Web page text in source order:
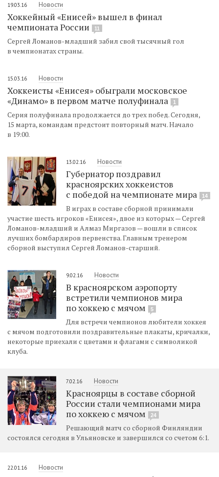
19.03.16 Новости
Хоккейный «Енисей» вышел в финал
чемпионата России
11
Сергей Ломанов-младший забил свой тысячный гол
в чемпионатах страны.
15.03.16 Новости
Хоккеисты «Енисея» обыграли московское
«Динамо» в первом матче полуфинала
1
Серия полуфинала продолжается до трех побед. Сегодня,
15 марта, командам предстоит повторный матч. Начало
в 19:00.
13.02.16 Новости
Губернатор поздравил
красноярских хоккеистов
с победой на чемпионате мира
14
В играх в составе сборной принимали
участие шесть игроков «Енисея», двое из которых — Сергей
Ломанов-младший и Алмаз Миргазов — вошли в список
лучших бомбардиров первенства. Главным тренером
сборной выступил Сергей Ломанов-старший.
9.02.16 Новости
В красноярском аэропорту
встретили чемпионов мира
по хоккею с мячом
5
Для встречи чемпионов любители хоккея
с мячом подготовили поздравительные плакаты, кричалки,
некоторые приехали с цветами и флагами с символикой
клуба.
7.02.16 Новости
Красноярцы в составе сборной
России стали чемпионами мира
по хоккею с мячом
24
Решающий матч со сборной Финляндии
состоялся сегодня в Ульяновске и завершился со счетом 6:1.
22.01.16 Новости